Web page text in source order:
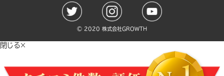
©️ 2020 株式会社GROWTH
閉じる×